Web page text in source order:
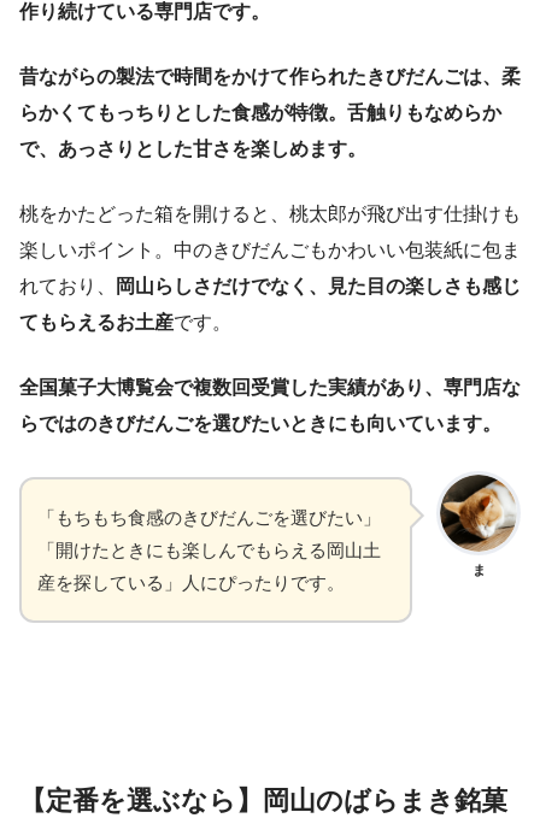
作り続けている専門店です。
昔ながらの製法で時間をかけて作られたきびだんごは、柔
らかくてもっちりとした食感が特徴。舌触りもなめらか
で、あっさりとした甘さを楽しめます。
桃をかたどった箱を開けると、桃太郎が飛び出す仕掛けも
楽しいポイント。中のきびだんごもかわいい包装紙に包ま
れており、
岡山らしさだけでなく、見た目の楽しさも感じ
てもらえるお土産です。
全国菓子大博覧会で複数回受賞した実績があり、専門店な
らではのきびだんごを選びたいときにも向いています。
ま
「もちもち食感のきびだんごを選びたい」
「開けたときにも楽しんでもらえる岡山土
産を探している」人にぴったりです。
【定番を選ぶなら】岡山のばらまき銘菓